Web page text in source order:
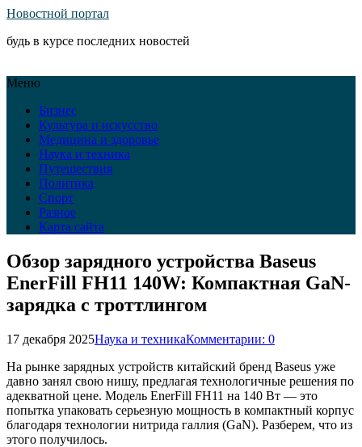
Новостной портал
будь в курсе последних новостей
Меню
Бизнес
Культура и искусство
Медицина и здоровье
Наука и техника
Путешествия
Политика
Спорт
Разное
Карта сайта
Обзор зарядного устройства Baseus
EnerFill FH11 140W: Компактная GaN-
зарядка с троттлингом
17 декабря 2025Наука и техникаКомментарии: 0
На рынке зарядных устройств китайский бренд Baseus уже
давно занял свою нишу, предлагая технологичные решения по
адекватной цене. Модель EnerFill FH11 на 140 Вт — это
попытка упаковать серьезную мощность в компактный корпус
благодаря технологии нитрида галлия (GaN). Разберем, что из
этого получилось.